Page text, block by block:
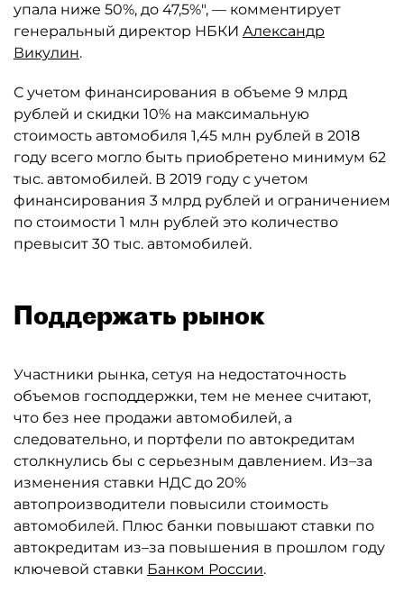
упала ниже 50%, до 47,5%", — комментирует
генеральный директор НБКИ Александр
Викулин.
С учетом финансирования в объеме 9 млрд
рублей и скидки 10% на максимальную
стоимость автомобиля 1,45 млн рублей в 2018
году всего могло быть приобретено минимум 62
тыс. автомобилей. В 2019 году с учетом
финансирования 3 млрд рублей и ограничением
по стоимости 1 млн рублей это количество
превысит 30 тыс. автомобилей.
Поддержать рынок
Участники рынка, сетуя на недостаточность
объемов господдержки, тем не менее считают,
что без нее продажи автомобилей, а
следовательно, и портфели по автокредитам
столкнулись бы с серьезным давлением. Из–за
изменения ставки НДС до 20%
автопроизводители повысили стоимость
автомобилей. Плюс банки повышают ставки по
автокредитам из–за повышения в прошлом году
ключевой ставки Банком России.